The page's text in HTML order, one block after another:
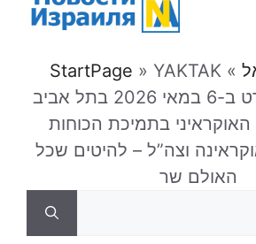
»
StartPage » YAKTAK
בישראל: קונצרט ב-6 במאי 2026 בתל אביב
האוקראיני בתמיכת הכוחות
וצה”ל – להיטים שכל
האולם שר